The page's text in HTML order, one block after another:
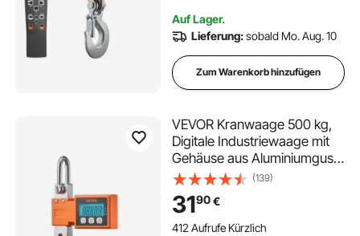
Auf Lager.
Lieferung:sobald Mo. Aug. 10
Zum Warenkorb hinzufügen
VEVOR Kranwaage 500 kg,
Digitale Industriewaage mit
Gehäuse aus Aluminiumguss
& LCD-Display, Wildwaage
100-g-Teilung & 3-Stufiger,
Abschaltautomatik,
Hakenwaage, Zugwaage für
(139)
3190€
412 Aufrufe Kürzlich